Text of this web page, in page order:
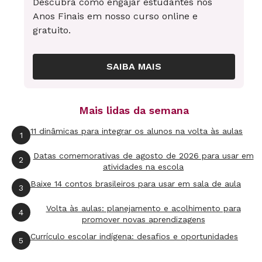
separação nos seguintes grupos:
não possuem partes arredondadas e cujas
faces são poligonais como pirâmides, prismas
Corpos arredondados: sólidos tridimensionais
que possuem, ao menos, uma parte
arredondada, como esferas, cilindros, cones,
troncos de cones, etc.
Enquanto os alunos classificam cada sólido em
um desses dois grupos, intervenha
questionando os porquês de classificar cada
Anos Finais em nosso curso online e
gratuito.
SAIBA MAIS
Mais lidas da semana
1 11 dinâmicas para integrar os alunos na volta às aulas
2
Datas comemorativas de agosto de 2026 para usar em
atividades na escola
3 Baixe 14 contos brasileiros para usar em sala de aula
4
Volta às aulas: planejamento e acolhimento para
promover novas aprendizagens
5 Currículo escolar indígena: desafios e oportunidades